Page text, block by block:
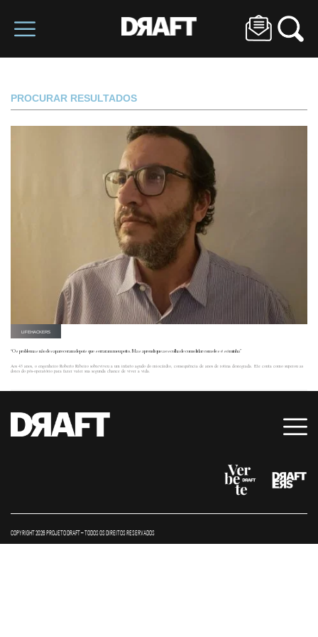
PROCURAR RESULTADOS
LIFEHACKERS
“Os problemas não desapareceram depois que serraram meu peito. Mas aprendi que a escolha de como lidar com eles é só minha”
Aos 43 anos, o engenheiro Roberto Ribeiro sobreviveu a um infarto agudo do miocárdio, consequência de anos de rotina desregrada. Ele conta como superou as
dores do pós-operatório para fazer valer sua segunda chance de viver a vida.
COPYRIGHT 2026 PROJETO DRAFT – TODOS OS DIREITOS RESERVADOS